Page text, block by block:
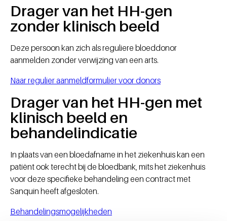
Drager van het HH-gen
zonder klinisch beeld
Deze persoon kan zich als reguliere bloeddonor
aanmelden zonder verwijzing van een arts.
Naar regulier aanmeldformulier voor donors
Drager van het HH-gen met
klinisch beeld en
behandelindicatie
In plaats van een bloedafname in het ziekenhuis kan een
patiënt ook terecht bij de bloedbank, mits het ziekenhuis
voor deze specifieke behandeling een contract met
Sanquin heeft afgesloten.
Behandelingsmogelijkheden